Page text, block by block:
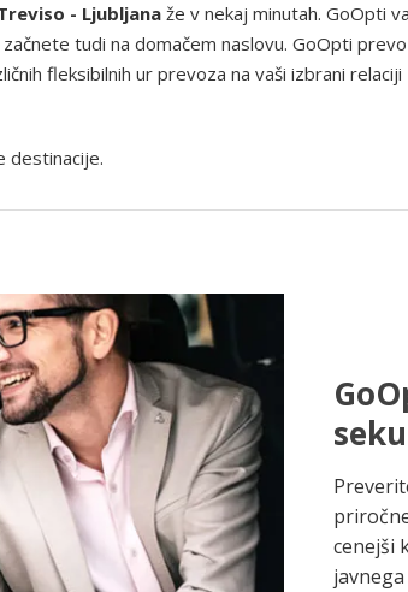
- Ljubljana že v nekaj minutah. GoOpti
tudi na domačem naslovu. GoOpti
fleksibilnih ur prevoza na vaši izbrani relaciji
destinacije.
cenejši